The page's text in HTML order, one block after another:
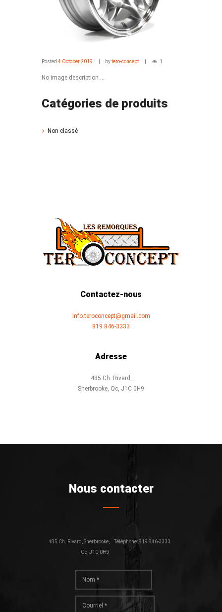
Posted 4 October 2019 bytero-concept 1
No image description ...
Catégories de produits
Non classé
Contactez-nous
info.teroconcept@gmail.com
819 846-3333
Adresse
485 Ch. Rivard,
Sherbrooke, Qc, J1C 0H9
Nous contacter
Téléphone: 819 846-3333
485 Ch. Rivard, Sherbrooke,
Qc, J1C 0H9